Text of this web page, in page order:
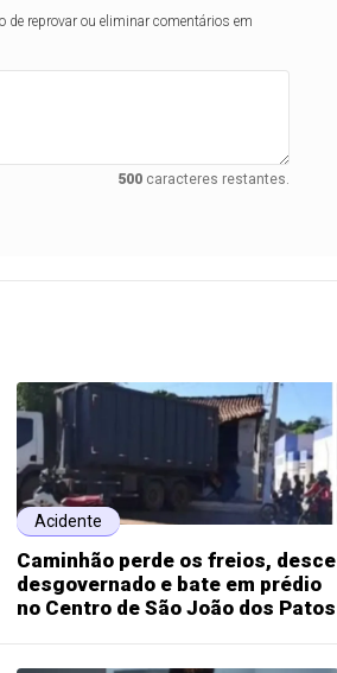
de reprovar ou eliminar comentários em
500caracteres restantes.
Acidente
Caminhão perde os freios, desce
desgovernado e bate em prédio
no Centro de São João dos Patos